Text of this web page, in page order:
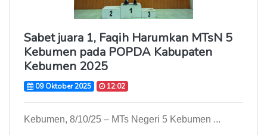
Sabet juara 1, Faqih Harumkan MTsN 5
Kebumen pada POPDA Kabupaten
Kebumen 2025
09 Oktober 2025 12:02
Kebumen, 8/10/25 – MTs Negeri 5 Kebumen ...